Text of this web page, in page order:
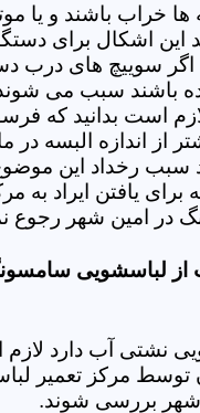
خراب باشند و یا
اشکال برای
سوییچ های درب
باشند سبب می شوند
است بدانید که
از اندازه البسه در
سبب رخداد این
یافتن ایراد به
در امین شهر رجوع
از لباسشویی
نشتی آب دارد
توسط مرکز تعمیر
بررسی شوند.